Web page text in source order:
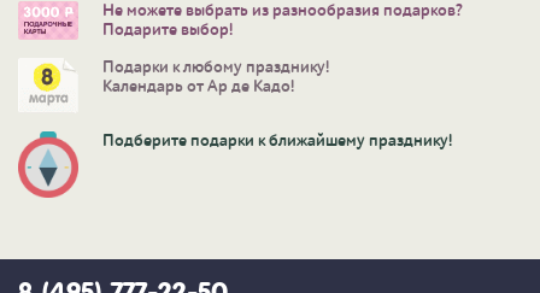
Не можете выбрать из разнообразия подарков?
Подарите выбор!
Подарки к любому празднику!
Календарь от Ар де Кадо!
Подберите подарки к ближайшему празднику!